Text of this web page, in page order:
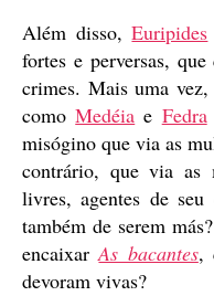
Além disso,Euripides
fortes e perversas,
crimes. Mais uma vez,
comoMedéia e Fedra
misógino que via as
contrário, que via as
livres, agentes de
também de serem
encaixarAs bacantes,
devoram vivas?